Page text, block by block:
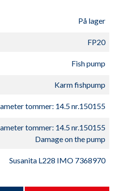
På lager
FP20
Fish pump
Karm fishpump
tommer: 14.5 nr.150155
tommer: 14.5 nr.150155
Damage on the pump
Susanita L228 IMO 7368970